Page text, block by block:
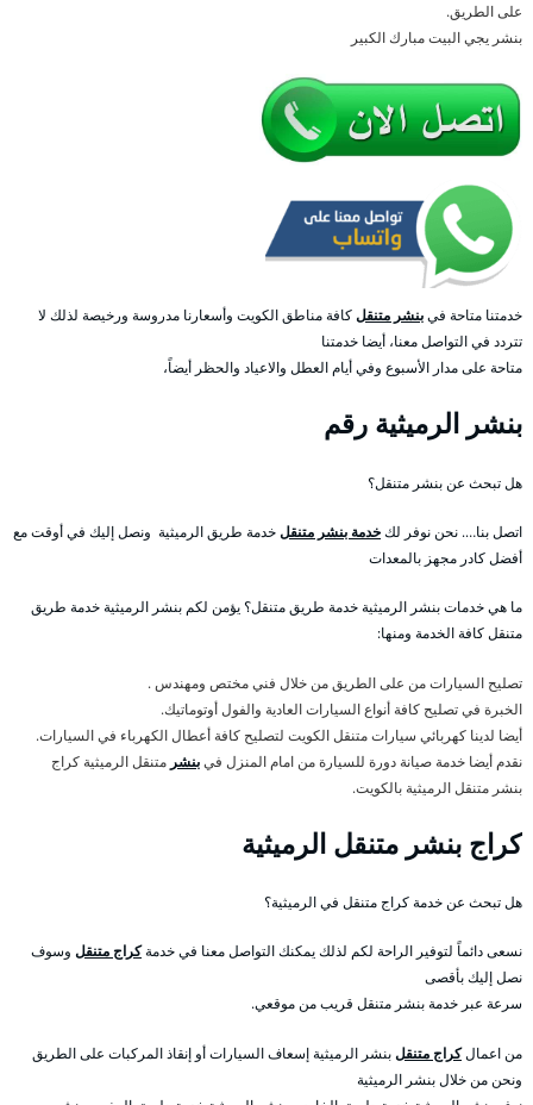
على الطريق.
بنشر يجي البيت مبارك الكبير
خدمتنا متاحة فيبنشر متنقلكافة مناطق الكويت وأسعارنا مدروسة ورخيصة لذلك لا
تتردد في التواصل معنا، أيضا خدمتنا
متاحة على مدار الأسبوع وفي أيام العطل والاعياد والحظر أيضاً،
بنشر الرميثية رقم
هل تبحث عن بنشر متنقل؟
اتصل بنا…. نحن نوفر لكخدمة بنشر متنقلخدمة طريق الرميثية ونصل إليك في أوقت مع
أفضل كادر مجهز بالمعدات
ما هي خدمات بنشر الرميثية خدمة طريق متنقل؟ يؤمن لكم بنشر الرميثية خدمة طريق
متنقل كافة الخدمة ومنها:
تصليح السيارات من على الطريق من خلال فني مختص ومهندس .
الخبرة في تصليح كافة أنواع السيارات العادية والفول أوتوماتيك.
أيضا لدينا كهربائي سيارات متنقل الكويت لتصليح كافة أعطال الكهرباء في السيارات.
نقدم أيضا خدمة صيانة دورة للسيارة من امام المنزل فيبنشر متنقل الرميثية كراج
بنشر متنقل الرميثية بالكويت.
كراج بنشر متنقل الرميثية
هل تبحث عن خدمة كراج متنقل في الرميثية؟
نسعى دائماً لتوفير الراحة لكم لذلك يمكنك التواصل معنا في خدمةكراج متنقل وسوف
نصل إليك بأقصى
سرعة عبر خدمة بنشر متنقل قريب من موقعي.
من اعمالكراج متنقلبنشر الرميثية إسعاف السيارات أو إنقاذ المركبات على الطريق
ونحن من خلال بنشر الرميثية